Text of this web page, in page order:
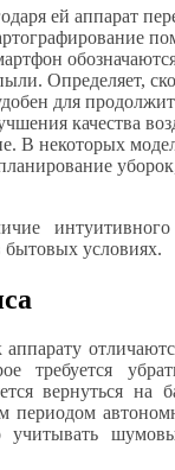
ей аппарат
Определяет,
для
качества
В некоторых
бытовых условиях.
требуется
вернуться
периодом